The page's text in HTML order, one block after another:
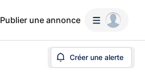
Publier une annonce
Créer une alerte